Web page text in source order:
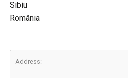
Sibiu
România
Address: